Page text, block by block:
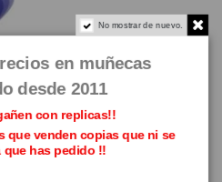
No mostrar de nuevo.
en muñecas
desde 2011
con replicas!!
que venden copias que ni se
que has pedido !!